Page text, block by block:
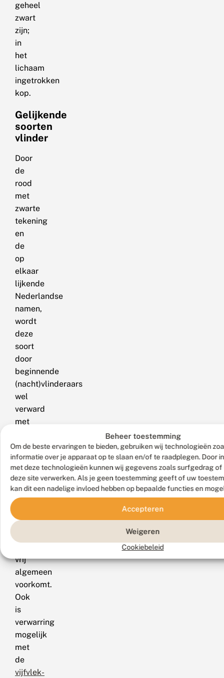
Beheer toestemming
Om de beste ervaringen te bieden, gebruiken wij technologieën
informatie over je apparaat op te slaan en/of te raadplegen. Door
met deze technologieën kunnen wij gegevens zoals surfgedrag of
deze site verwerken. Als je geen toestemming geeft of uw
kan dit een nadelige invloed hebben op bepaalde functies en
Accepteren
Weigeren
Cookiebeleid
geheel
zwart
zijn;
in
het
lichaam
ingetrokken
kop.
Gelijkende
soorten
vlinder
Door
de
rood
met
zwarte
tekening
en
de
op
elkaar
lijkende
Nederlandse
namen,
wordt
deze
soort
door
beginnende
(nacht)vlinderaars
wel
verward
met
jakobsvlinder
(Tyria
jacobaeae)
eveneens
actief
vrij
algemeen
voorkomt.
Ook
is
verwarring
mogelijk
met
de
vijfvlek-